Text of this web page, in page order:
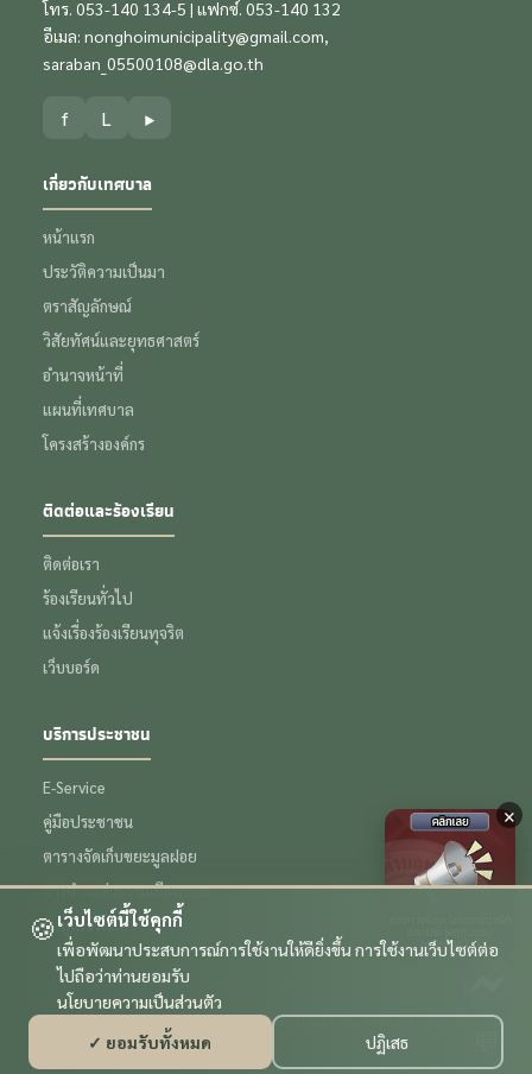
🍪 เว็บไซต์นี้ใช้คุกกี้
เพื่อพัฒนาประสบการณ์การใช้งานให้ดียิ่งขึ้น การใช้งานเว็บไซต์ต่อ
ไปถือว่าท่านยอมรับ
นโยบายความเป็นส่วนตัว
✓ ยอมรับทั้งหมด
ปฏิเสธ
โทร. 053-140 134-5 | แฟกซ์. 053-140 132
อีเมล: nonghoimunicipality@gmail.com,
saraban_05500108@dla.go.th
f L ▶
เกี่ยวกับเทศบาล
หน้าแรก
ประวัติความเป็นมา
ตราสัญลักษณ์
วิสัยทัศน์และยุทธศาสตร์
อำนาจหน้าที่
แผนที่เทศบาล
โครงสร้างองค์กร
ติดต่อและร้องเรียน
ติดต่อเรา
ร้องเรียนทั่วไป
แจ้งเรื่องร้องเรียนทุจริต
เว็บบอร์ด
บริการประชาชน
E-Service
คู่มือประชาชน
ตารางจัดเก็บขยะมูลฝอย
การชำระค่าธรรมเนียมขยะ
ข้อมูลเชิงสถิติ
© 2569 เทศบาลตำบลหนองหอย จังหวัดเชียงใหม่ สงวนลิขสิทธิ์ | Powered by
รับทำเว็บไซต์ เชียงใหม่
×